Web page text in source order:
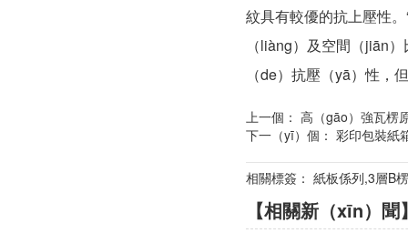
紋具有較優的抗上壓性
（liàng）及空間（jiān
（de）抗壓（yā）性
上一個： 高（gāo）強瓦楞
下一（yī）個： 彩印包裝紙
相關標簽： 紙板係列,3層B
【相關新（xīn）聞